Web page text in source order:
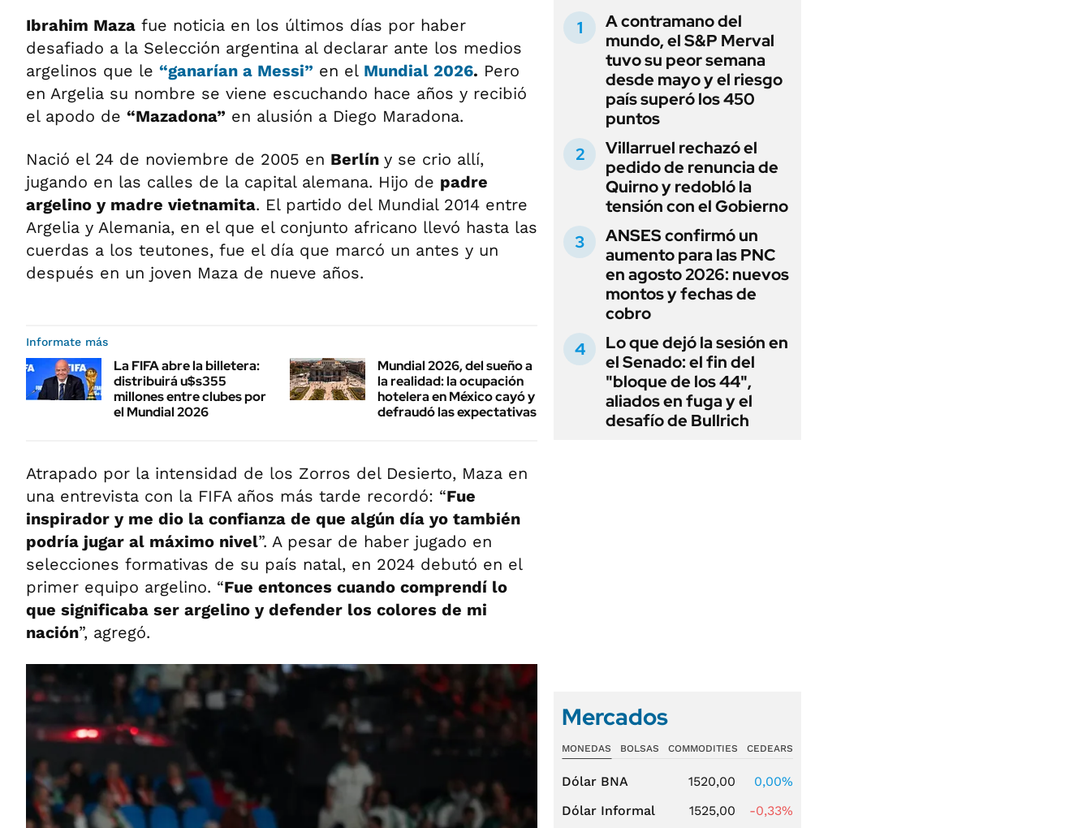
Ibrahim Maza fue noticia en los últimos días por haber
desafiado a la Selección argentina al declarar ante los medios
argelinos que le “ganarían a Messi” en el Mundial 2026. Pero
en Argelia su nombre se viene escuchando hace años y recibió
el apodo de “Mazadona” en alusión a Diego Maradona.
Nació el 24 de noviembre de 2005 en Berlín y se crio allí,
jugando en las calles de la capital alemana. Hijo de padre
argelino y madre vietnamita. El partido del Mundial 2014 entre
Argelia y Alemania, en el que el conjunto africano llevó hasta las
cuerdas a los teutones, fue el día que marcó un antes y un
después en un joven Maza de nueve años.
Informate más
La FIFA abre la billetera:
distribuirá u$s355
millones entre clubes por
el Mundial 2026
Mundial 2026, del sueño a
la realidad: la ocupación
hotelera en México cayó y
defraudó las expectativas
Atrapado por la intensidad de los Zorros del Desierto, Maza en
una entrevista con la FIFA años más tarde recordó: “Fue
inspirador y me dio la confianza de que algún día yo también
podría jugar al máximo nivel”. A pesar de haber jugado en
selecciones formativas de su país natal, en 2024 debutó en el
primer equipo argelino. “Fue entonces cuando comprendí lo
que significaba ser argelino y defender los colores de mi
nación”, agregó.
A contramano del
mundo, el S&P Merval
tuvo su peor semana
desde mayo y el riesgo
país superó los 450
puntos
Villarruel rechazó el
pedido de renuncia de
Quirno y redobló la
tensión con el Gobierno
ANSES confirmó un
aumento para las PNC
en agosto 2026: nuevos
montos y fechas de
cobro
Lo que dejó la sesión en
el Senado: el fin del
"bloque de los 44",
aliados en fuga y el
desafío de Bullrich
Mercados
MONEDAS BOLSAS COMMODITIES CEDEARS
Dólar BNA 1520,00
0,00%
Dólar Informal
1525,00
-0,33%